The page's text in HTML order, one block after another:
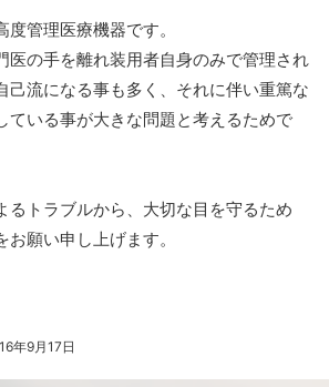
管理医療機器です。
医の手を離れ装用者自身のみで管理され
己流になる事も多く、それに伴い重篤な
ている事が大きな問題と考えるためで
るトラブルから、大切な目を守るため
願い申し上げます。
年9月17日